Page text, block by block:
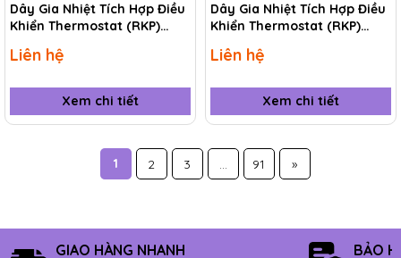
Dây Gia Nhiệt Tích Hợp Điều
Khiển Thermostat (RKP)
Liên hệ
Xem chi tiết
Dây Gia Nhiệt Tích Hợp Điều
Khiển Thermostat (RKP)
Liên hệ
Xem chi tiết
1 2 3 ... 91 »
GIAO HÀNG NHANH BẢO